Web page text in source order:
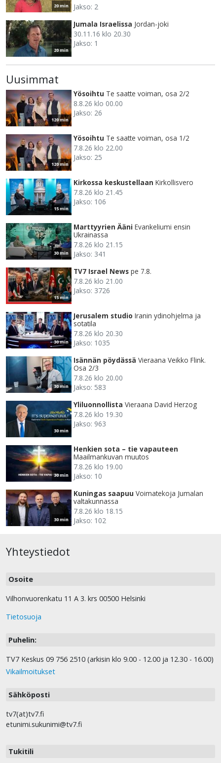
20 min
Jakso: 2
20 min
Jumala Israelissa Jordan-joki
30.11.16 klo 20.30
Jakso: 1
Uusimmat
120 min
Yösoihtu Te saatte voiman, osa 2/2
8.8.26 klo 00.00
Jakso: 26
120 min
Yösoihtu Te saatte voiman, osa 1/2
7.8.26 klo 22.00
Jakso: 25
15 min
Kirkossa keskustellaan Kirkollisvero
7.8.26 klo 21.45
Jakso: 106
30 min
Marttyyrien Ääni Evankeliumi ensin
Ukrainassa
7.8.26 klo 21.15
Jakso: 341
15 min
TV7 Israel News pe 7.8.
7.8.26 klo 21.00
Jakso: 3726
30 min
Jerusalem studio Iranin ydinohjelma ja
sotatila
7.8.26 klo 20.30
Jakso: 1035
30 min
Isännän pöydässä Vieraana Veikko Flink.
Osa 2/3
7.8.26 klo 20.00
Jakso: 583
30 min
Yliluonnollista Vieraana David Herzog
7.8.26 klo 19.30
Jakso: 963
30 min
Henkien sota – tie vapauteen
Maailmankuvan muutos
7.8.26 klo 19.00
Jakso: 10
30 min
Kuningas saapuu Voimatekoja Jumalan
valtakunnassa
7.8.26 klo 18.15
Jakso: 102
Yhteystiedot
Osoite
Vilhonvuorenkatu 11 A 3. krs 00500 Helsinki
Tietosuoja
Puhelin:
TV7 Keskus 09 756 2510 (arkisin klo 9.00 - 12.00 ja 12.30 - 16.00)
Vikailmoitukset
Sähköposti
tv7(at)tv7.fi
etunimi.sukunimi@tv7.fi
Tukitili